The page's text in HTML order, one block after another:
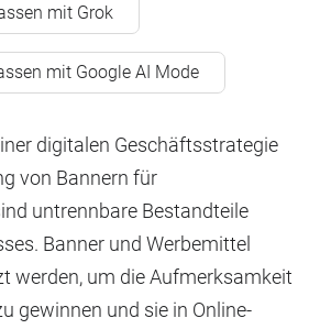
mit Grok
mit Google AI Mode
digitalen Geschäftsstrategie
von Bannern für
untrennbare Bestandteile
Banner und Werbemittel
werden, um die Aufmerksamkeit
gewinnen und sie in Online-